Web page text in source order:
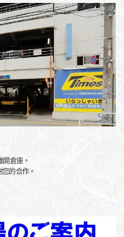
倉庫。
的合作。